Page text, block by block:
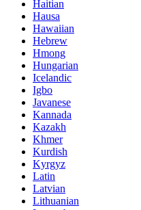
Haitian
Hausa
Hawaiian
Hebrew
Hmong
Hungarian
Icelandic
Igbo
Javanese
Kannada
Kazakh
Khmer
Kurdish
Kyrgyz
Latin
Latvian
Lithuanian